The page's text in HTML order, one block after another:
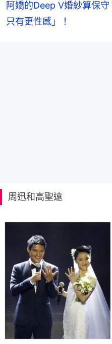
阿嬌的Deep V婚紗算保
只有更性感」！
周迅和高聖遠